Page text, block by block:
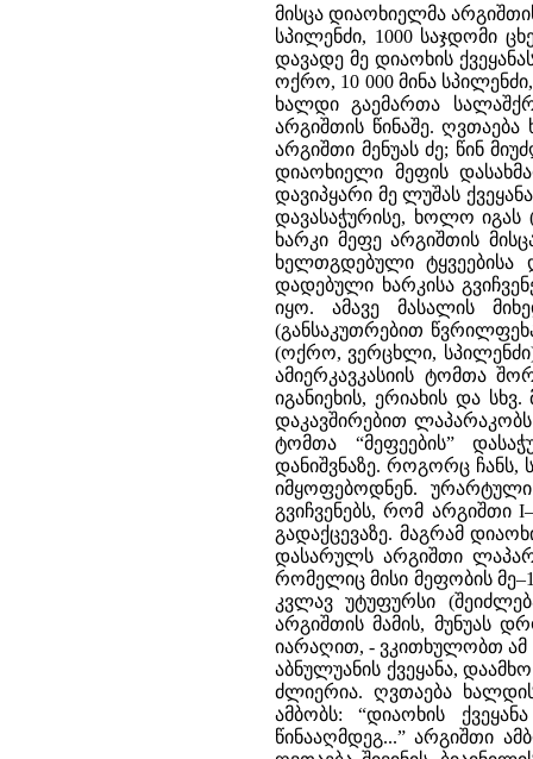
მისცა დიაოხიელმა
სპილენძი, 1000 საჯდომი
დავადე მე დიაოხის
ოქრო, 10 000 მინა
ხალდი გაემართა
არგიშთის წინაშე.
არგიშთი მენუას ძე; წინ
დიაოხიელი მეფის
დავიპყარი მე ლუშას
დავასაჭურისე, ხოლო იგას
ხარკი მეფე არგიშთის
ხელთგდებული ტყვეებისა
დადებული ხარკისა
იყო. ამავე მასალის
(განსაკუთრებით
(ოქრო, ვერცხლი,
ამიერკავკასიის ტომთა
იგანიეხის, ერიახის და
დაკავშირებით
ტომთა “მეფეების”
დანიშვნაზე. როგორც ჩანს,
იმყოფებოდნენ. ურარტული
გვიჩვენებს, რომ არგიშთი
გადაქცევაზე. მაგრამ
დასარულს არგიშთი
რომელიც მისი მეფობის
კვლავ უტუფურსი
არგიშთის მამის, მუნუას
იარაღით, - ვკითხულობთ ამ
აბნულუანის ქვეყანა,
ძლიერია. ღვთაება
ამბობს: “დიაოხის
წინააღმდეგ...” არგიშთი